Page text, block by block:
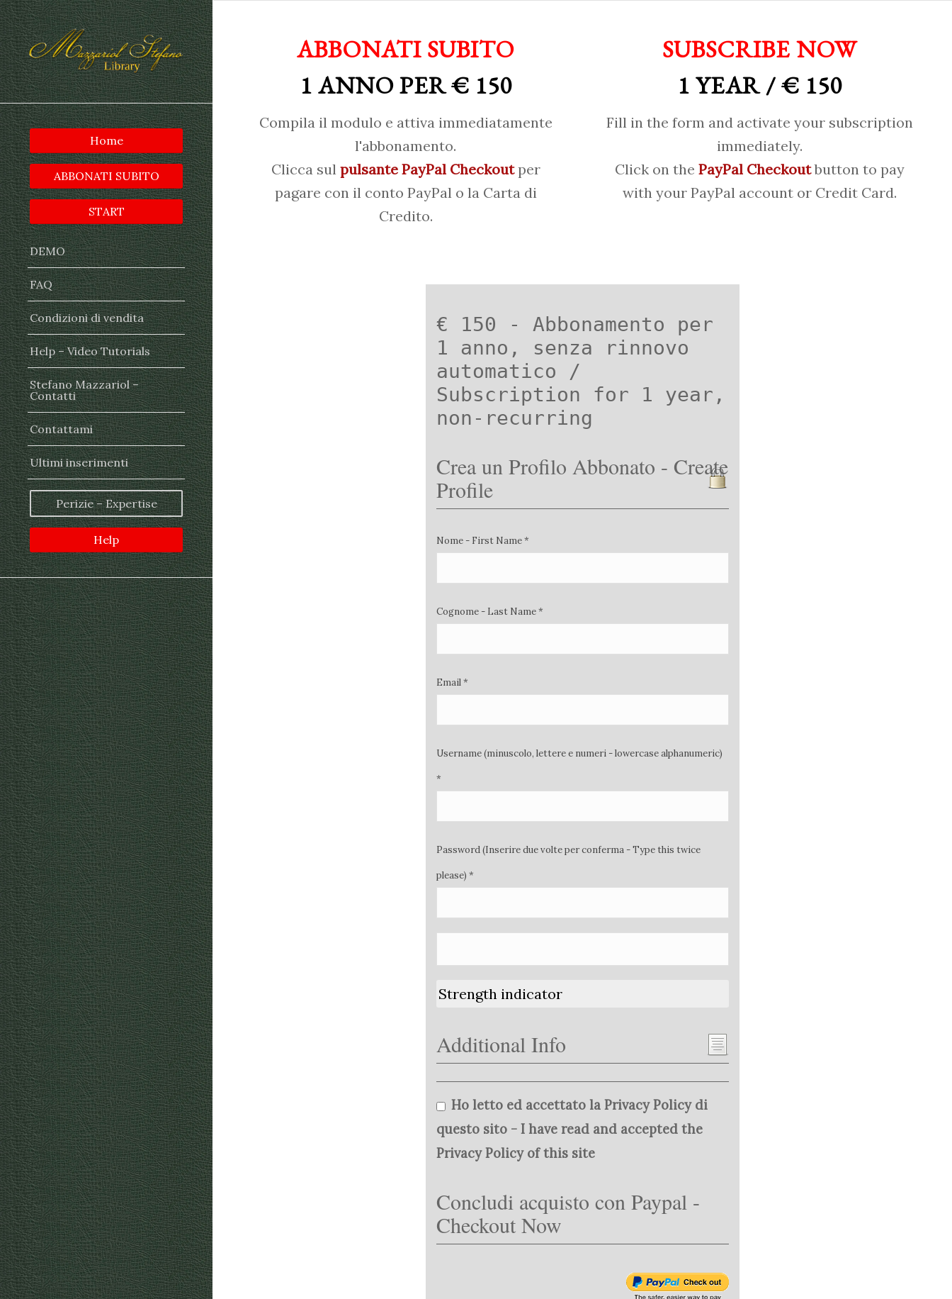
Home
ABBONATI SUBITO
START
DEMO
FAQ
Condizioni di vendita
Help – Video Tutorials
Stefano Mazzariol –
Contatti
Contattami
Ultimi inserimenti
Perizie – Expertise
Help
ABBONATI SUBITO
1 ANNO PER € 150
Compila il modulo e attiva immediatamente
l'abbonamento.
Clicca sul pulsante PayPal Checkoutper
pagare con il conto PayPal o la Carta di
Credito.
SUBSCRIBE NOW
1 YEAR / € 150
Fill in the form and activate your subscription
immediately.
Click on the PayPal Checkoutbutton to pay
with your PayPal account or Credit Card.
€ 150 - Abbonamento per
1 anno, senza rinnovo
automatico /
Subscription for 1 year,
non-recurring
Crea un Profilo Abbonato - Create
Profile
Nome - First Name *
Cognome - Last Name *
Email *
Username (minuscolo, lettere e numeri - lowercase alphanumeric)
*
Password (Inserire due volte per conferma - Type this twice
please) *
Strength indicator
Additional Info
Ho letto ed accettato la Privacy Policy di
questo sito - I have read and accepted the
Privacy Policy of this site
Concludi acquisto con Paypal -
Checkout Now